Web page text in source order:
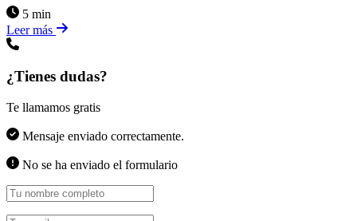
5 min
Leer más
¿Tienes dudas?
Te llamamos gratis
Mensaje enviado correctamente.
No se ha enviado el formulario